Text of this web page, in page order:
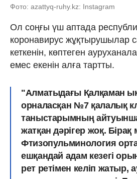
Фото: azattyq-ruhy.kz: Instagram
Ол соңғы үш аптада
коронавирус жұқтырушылар
кеткенін, көптеген
емес екенін алға тартты.
"Алматыдағы Қалқаман
орналасқан №7 қалалық
таныстарымның
жатқан дәрігер жоқ. Бірақ
Фтизопульминология
ешқандай адам кезегі
рет ретімен келіп жатыр,